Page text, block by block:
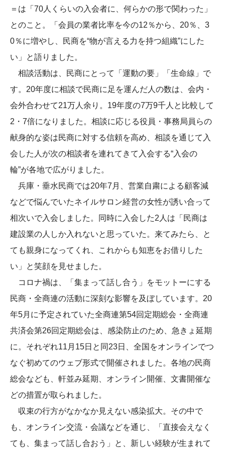
＝は「70人くらいの入会者に、何らかの形で関わった」
とのこと。「会員の業者比率を今の12％から、20％、3
0％に増やし、民商を“物が言える力を持つ組織”にした
い」と語りました。
相談活動は、民商にとって「運動の要」「生命線」で
す。20年度に相談で民商に足を運んだ人の数は、会内・
会外合わせて21万人余り。19年度の7万9千人と比較して
2・7倍になりました。相談に応じる役員・事務局員らの
献身的な姿は民商に対する信頼を高め、相談を通じて入
会した人が次の相談者を連れてきて入会する“入会の
輪”が各地で広がりました。
兵庫・垂水民商では20年7月、営業自粛による顧客減
などで悩んでいたネイルサロン経営の女性が誘い合って
相次いで入会しました。同時に入会した2人は「民商は
建設業の人しか入れないと思っていた。来てみたら、と
ても親身になってくれ、これからも知恵をお借りした
い」と笑顔を見せました。
コロナ禍は、「集まって話し合う」をモットーにする
民商・全商連の活動に深刻な影響を及ぼしています。20
年5月に予定されていた全商連第54回定期総会・全商連
共済会第26回定期総会は、感染防止のため、急きょ延期
に。それぞれ11月15日と同23日、全国をオンラインでつ
なぐ初めてのウェブ形式で開催されました。各地の民商
総会なども、軒並み延期、オンライン開催、文書開催な
どの措置が取られました。
収束の行方がなかなか見えない感染拡大。その中で
も、オンライン交流・会議などを通じ、「直接会えなく
ても、集まって話し合おう」と、新しい経験が生まれて